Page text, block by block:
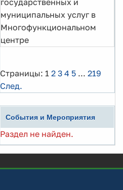
государственных и
муниципальных услуг в
Многофункциональном
центре
Страницы: 1 2 3 4 5 ... 219
След.
События и Мероприятия
Раздел не найден.